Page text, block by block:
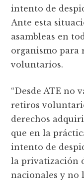
intento de
Ante esta
asambleas en
organismo para
voluntarios.
“Desde ATE no
retiros
derechos
que en la
intento de
la privatización
nacionales y no